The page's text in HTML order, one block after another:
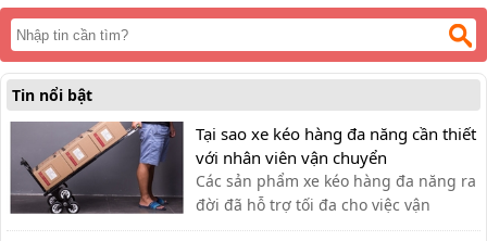
Tin nổi bật
Tại sao xe kéo hàng đa năng cần thiết
với nhân viên vận chuyển
Các sản phẩm xe kéo hàng đa năng ra
đời đã hỗ trợ tối đa cho việc vận
chuyển thủ công của nhân viên vận